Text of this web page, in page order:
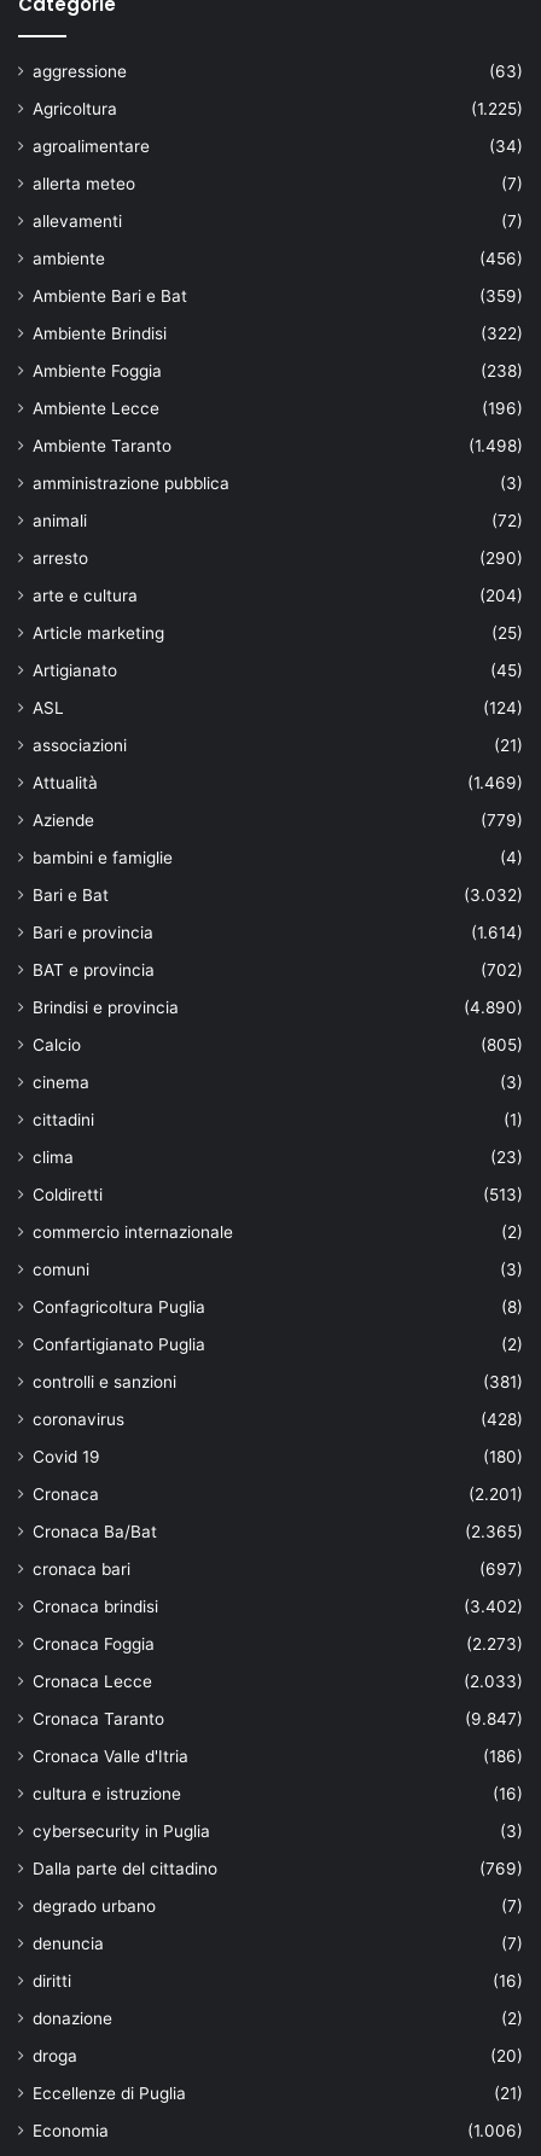
aggressione
(63)
Agricoltura
(1.225)
agroalimentare
(34)
allerta meteo
(7)
allevamenti
(7)
ambiente
(456)
Ambiente Bari e Bat
(359)
Ambiente Brindisi
(322)
Ambiente Foggia
(238)
Ambiente Lecce
(196)
Ambiente Taranto
(1.498)
amministrazione pubblica
(3)
animali
(72)
arresto
(290)
arte e cultura
(204)
Article marketing
(25)
Artigianato
(45)
ASL
(124)
associazioni
(21)
Attualità
(1.469)
Aziende
(779)
bambini e famiglie
(4)
Bari e Bat
(3.032)
Bari e provincia
(1.614)
BAT e provincia
(702)
Brindisi e provincia
(4.890)
Calcio
(805)
cinema
(3)
cittadini
(1)
clima
(23)
Coldiretti
(513)
commercio internazionale
(2)
comuni
(3)
Confagricoltura Puglia
(8)
Confartigianato Puglia
(2)
controlli e sanzioni
(381)
coronavirus
(428)
Covid 19
(180)
Cronaca
(2.201)
Cronaca Ba/Bat
(2.365)
cronaca bari
(697)
Cronaca brindisi
(3.402)
Cronaca Foggia
(2.273)
Cronaca Lecce
(2.033)
Cronaca Taranto
(9.847)
Cronaca Valle d'Itria
(186)
cultura e istruzione
(16)
cybersecurity in Puglia
(3)
Dalla parte del cittadino
(769)
degrado urbano
(7)
denuncia
(7)
diritti
(16)
donazione
(2)
droga
(20)
Eccellenze di Puglia
(21)
Economia
(1.006)